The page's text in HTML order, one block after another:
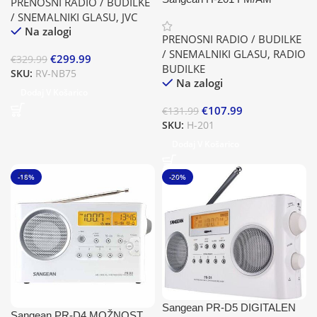
/ SNEMALNIKI GLASU, JVC
Na zalogi
€329.99 €299.99
SKU: RV-NB75
VODOTESEN, VELIK
ZASLON, Z VGRAJENA
SVETILKA
PRENOSNI RADIO / BUDILKE
/ SNEMALNIKI GLASU, RADIO
BUDILKE
Na zalogi
€131.99 €107.99
SKU: H-201
-18% -20%
Sangean PR-D5 DIGITALEN